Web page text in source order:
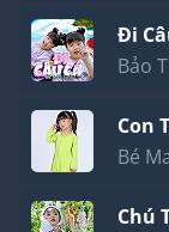
Đi
Bảo
Con
Bé
Chú